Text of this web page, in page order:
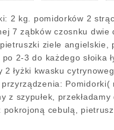
2 kg. pomidorków 2
7 ząbków czosnku dwie
ziele angielskie,
po 2-3 do każdego słoika
2 łyżki kwasku
przyrządzenia: Pomidorki(
z szypułek, przekładamy
pokrojoną cebulą,